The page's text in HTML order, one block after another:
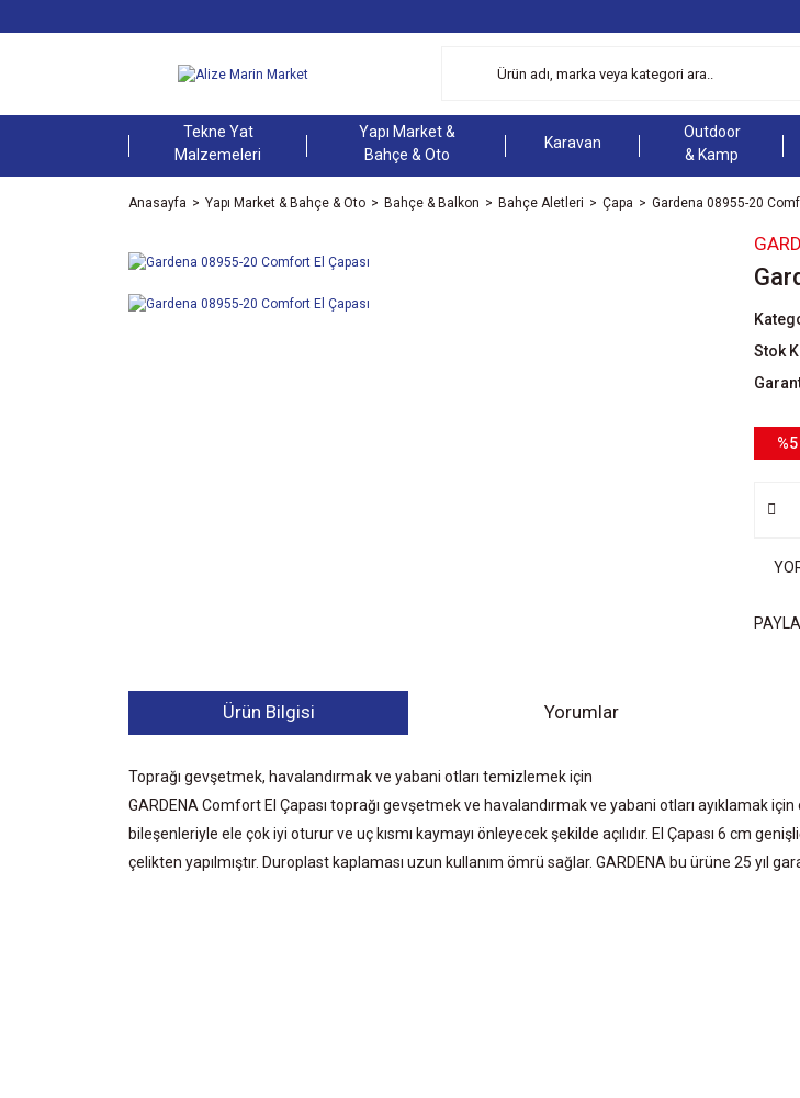
Tekne Yat
Malzemeleri
Yapı Market &
Bahçe & Oto
Karavan
Outdoor
& Kamp
Anasayfa Yapı Market & Bahçe & Oto Bahçe & Balkon Bahçe Aletleri Çapa Gardena 08955-20
Stok
%5
Ürün Bilgisi Yorumlar
Toprağı gevşetmek, havalandırmak ve yabani otları temizlemek için
GARDENA Comfort El Çapası toprağı gevşetmek ve havalandırmak ve yabani otları ayıklamak
bileşenleriyle ele çok iyi oturur ve uç kısmı kaymayı önleyecek şekilde açılıdır. El Çapası 6 cm
çelikten yapılmıştır. Duroplast kaplaması uzun kullanım ömrü sağlar. GARDENA bu ürüne 25 yıl